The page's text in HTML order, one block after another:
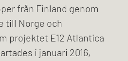
från Finland genom
till Norge och
projektet E12 Atlantica
i januari 2016,